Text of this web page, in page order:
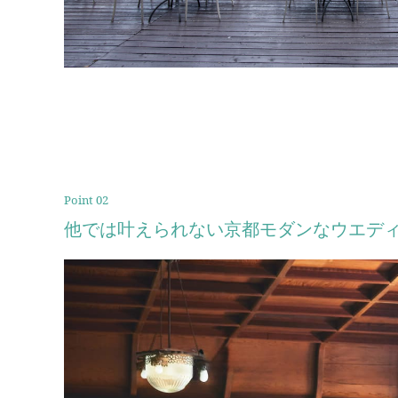
Point 02
他では叶えられない京都モダンなウエデ